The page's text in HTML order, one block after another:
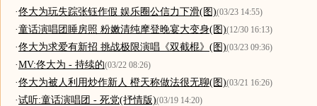
·佟大为玩失踪张钰作假 娱乐圈公信力下滑(图)(03/23 14:55)
·童话演唱团睡房照 粉嫩清纯摩登晚宴大变身(图)(12/30 16:13)
·佟大为求爱有新招 挑战极限演唱《双截棍》(图)(03/23 09:36)
·MV:佟大为 - 持续的(03/22 08:26)
·佟大为被人利用炒作新人 橙天称做法很无聊(图)(03/21 16:26)
·试听:童话演唱团 - 死党(抒情版)(03/19 14:20)